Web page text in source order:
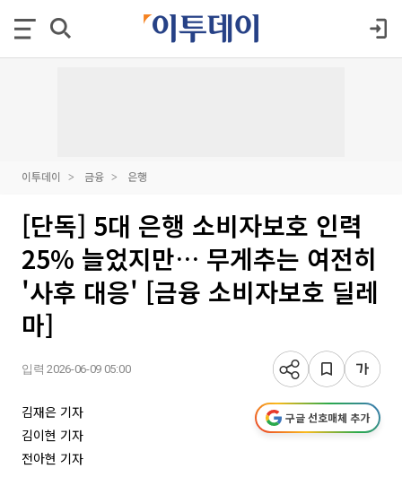
이투데이 금융 은행
[단독] 5대 은행 소비자보호 인력
25% 늘었지만… 무게추는 여전히
'사후 대응' [금융 소비자보호 딜레
마]
입력 2026-06-09 05:00
김재은 기자
김이현 기자
전아현 기자
구글 선호매체 추가